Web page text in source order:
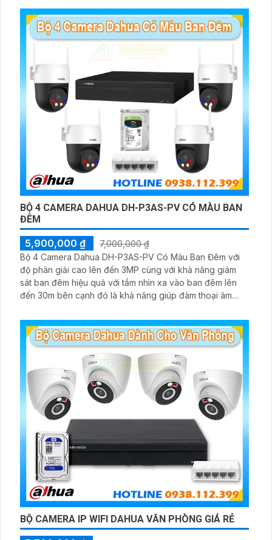
BỘ 4 CAMERA DAHUA DH-P3AS-PV CÓ MÀU BAN
ĐÊM
5,900,000 ₫
7,000,000 ₫
Bộ 4 Camera Dahua DH-P3AS-PV Có Màu Ban Đêm với
độ phân giải cao lên đến 3MP cùng với khả năng giám
sát ban đêm hiệu quả với tầm nhìn xa vào ban đêm lên
đến 30m bên cạnh đó là khả năng giúp đàm thoại âm
hiện xâm nhập
BỘ CAMERA IP WIFI DAHUA VĂN PHÒNG GIÁ RẺ